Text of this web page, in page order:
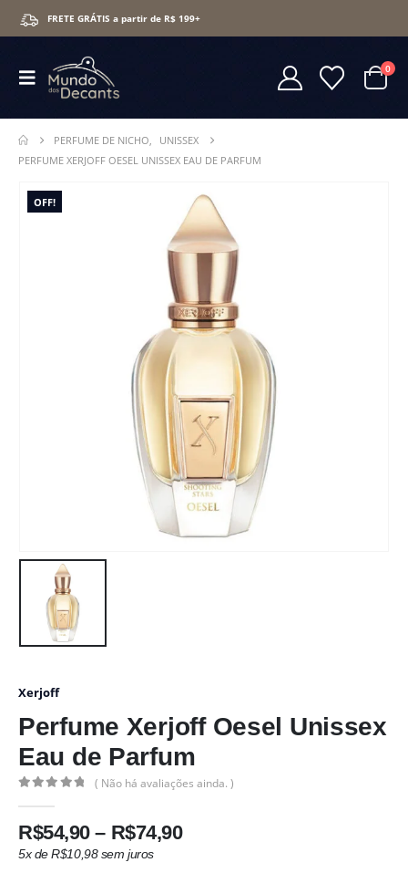
FRETE GRÁTIS a partir de R$ 199+
0
PERFUME DE NICHO,
UNISSEX
PERFUME XERJOFF OESEL UNISSEX EAU DE PARFUM
OFF!
Xerjoff
Perfume Xerjoff Oesel Unissex
Eau de Parfum
( Não há avaliações ainda. )
R$54,90 – R$74,90Faixa
5x deR$10,98sem juros